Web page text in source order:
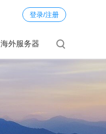
登录/注册
海外服务器